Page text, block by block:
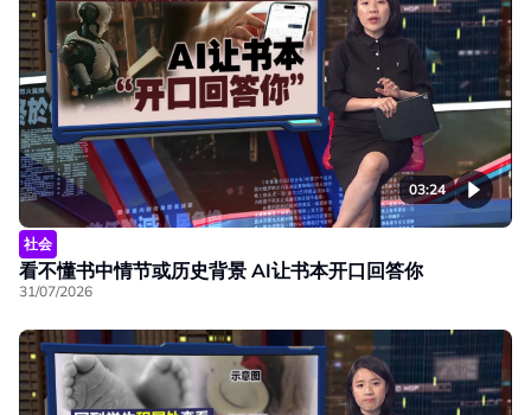
03:24
社会
看不懂书中情节或历史背景 AI让书本开口回答你
31/07/2026